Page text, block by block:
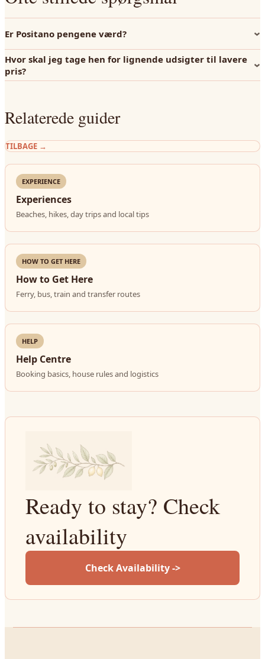
Er Positano pengene værd?
Hvor skal jeg tage hen for lignende udsigter til lavere
pris?
Relaterede guider
TILBAGE →
EXPERIENCE
Experiences
Beaches, hikes, day trips and local tips
HOW TO GET HERE
How to Get Here
Ferry, bus, train and transfer routes
HELP
Help Centre
Booking basics, house rules and logistics
Ready to stay? Check
availability
Check Availability ->